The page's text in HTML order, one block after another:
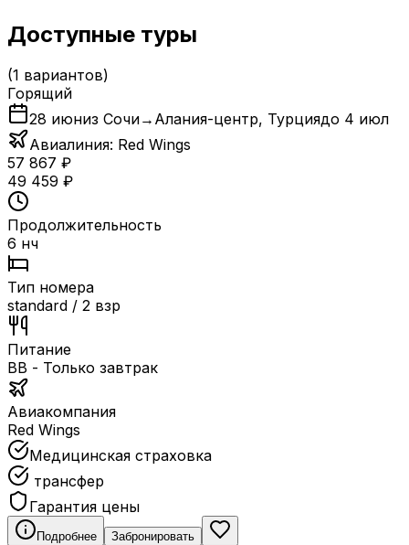
Доступные туры
(1 вариантов)
Горящий
28 июниз Сочи→ Алания-центр, Турциядо 4 июл
Авиалиния: Red Wings
57 867 ₽
49 459 ₽
Продолжительность
6 нч
Тип номера
standard / 2 взр
Питание
BB - Только завтрак
Авиакомпания
Red Wings
Медицинская страховка
трансфер
Гарантия цены
Подробнее Забронировать